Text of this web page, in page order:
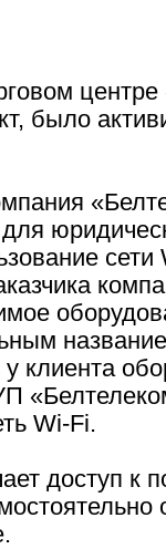
было
клиента
Wi-Fi.
доступ к